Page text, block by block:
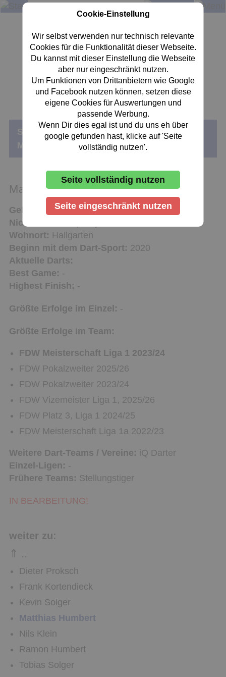
Dartsportzentrum Rheingau
FC OESTRICH 1920 e.V.
Sie sind hier: Start « DARTSPIELER «
Matthias Humbert
Matthias Humbert
Geburtsjahr:1974
Nickname:
Wohnort: Hallgarten
Beginn mit dem Dart-Sport: 2020
Aktuelle Darts:
Best Game: -
Highest Finish: -
Größte Erfolge im Einzel: -
Größte Erfolge im Team:
FDW Meisterschaft Liga 1 2023/24
FDW Pokalzweiter 2025/26
FDW Pokalzweiter 2023/24
FDW Vizemeister Liga 1, 2025/26
FDW Platz 3, Liga 1 2024/25
FDW Meisterschaft Liga 1a 2022/23
Weitere Dart-Teams / Vereine: iQ Darter
Einzel-Ligen: -
Frühere Teams: Stellungstiger
IN BEARBEITUNG!
weiter zu:
⇑ ..
Dieter Proksch
Frank Kortendieck
Kevin Solger
Matthias Humbert
Nils Klein
Ramon Humbert
Tobias Solger
Cookie-Einstellung
Wir selbst verwenden nur technisch relevante
Cookies für die Funktionalität dieser Webseite.
Du kannst mit dieser Einstellung die Webseite
aber nur eingeschränkt nutzen.
Um Funktionen von Drittanbietern wie Google
und Facebook nutzen können, setzen diese
eigene Cookies für Auswertungen und
passende Werbung.
Wenn Dir dies egal ist und du uns eh über
google gefunden hast, klicke auf 'Seite
vollständig nutzen'.
Seite eingeschränkt nutzen
Seite vollständig nutzen